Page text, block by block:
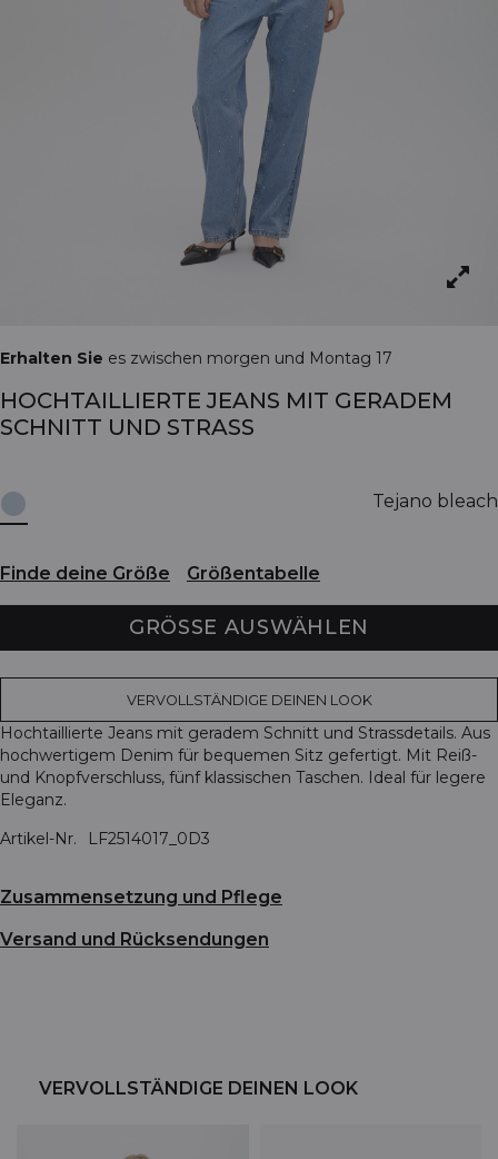
Erhalten Sie es zwischen morgen und Montag 17
HOCHTAILLIERTE JEANS MIT GERADEM
SCHNITT UND STRASS
Tejano bleach
Finde deine Größe Größentabelle
GRÖSSE AUSWÄHLEN
VERVOLLSTÄNDIGE DEINEN LOOK
Hochtaillierte Jeans mit geradem Schnitt und Strassdetails. Aus
hochwertigem Denim für bequemen Sitz gefertigt. Mit Reiß-
und Knopfverschluss, fünf klassischen Taschen. Ideal für legere
Eleganz.
Artikel-Nr.
LF2514017_0D3
Zusammensetzung und Pflege
Versand und Rücksendungen
VERVOLLSTÄNDIGE DEINEN LOOK